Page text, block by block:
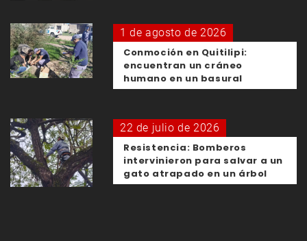
1 de agosto de 2026
Conmoción en Quitilipi:
encuentran un cráneo
humano en un basural
22 de julio de 2026
Resistencia: Bomberos
intervinieron para salvar a un
gato atrapado en un árbol